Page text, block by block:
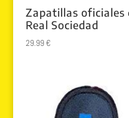
Zapatillas oficiales
Real Sociedad
29.99€